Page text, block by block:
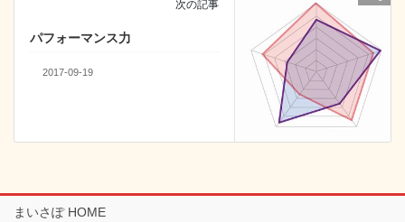
次の記事
パフォーマンス力
2017-09-19
まいさぽ HOME